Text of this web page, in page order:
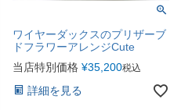
ワイヤーダックスのプリザーブ
ドフラワーアレンジCute
当店特別価格 ¥35,200税込
詳細を見る